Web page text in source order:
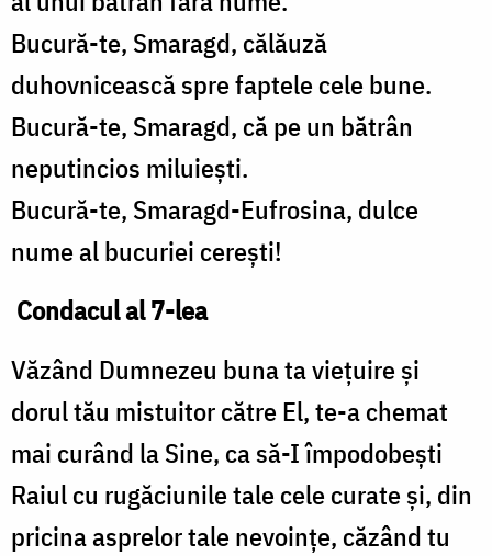
Bucură-te, Smaragd, călăuză
duhovnicească spre faptele cele bune.
Bucură-te, Smaragd, că pe un bătrân
neputincios miluiești.
Bucură-te, Smaragd-Eufrosina, dulce
nume al bucuriei cerești!
Condacul al 7-lea
Văzând Dumnezeu buna ta viețuire și
dorul tău mistuitor către El, te-a chemat
mai curând la Sine, ca să-I împodobești
Raiul cu rugăciunile tale cele curate și, din
pricina asprelor tale nevoințe, căzând tu